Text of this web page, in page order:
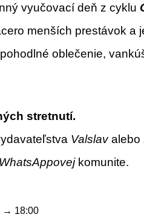
vyučovací deň z cyklu
menších prestávok
oblečenie,
stretnutí.
Valslavalebo
WhatsAppovejkomunite.
→ 18:00